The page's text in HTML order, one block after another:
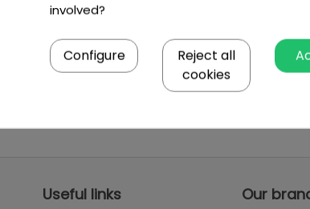
Useful links Our
involved?
Reject all
cookies
Configure